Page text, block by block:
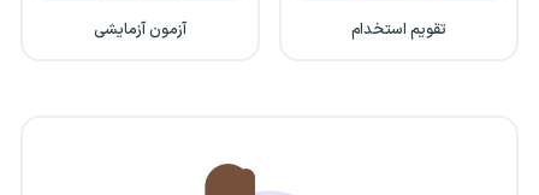
تقویم استخدام آزمون آزمایشی